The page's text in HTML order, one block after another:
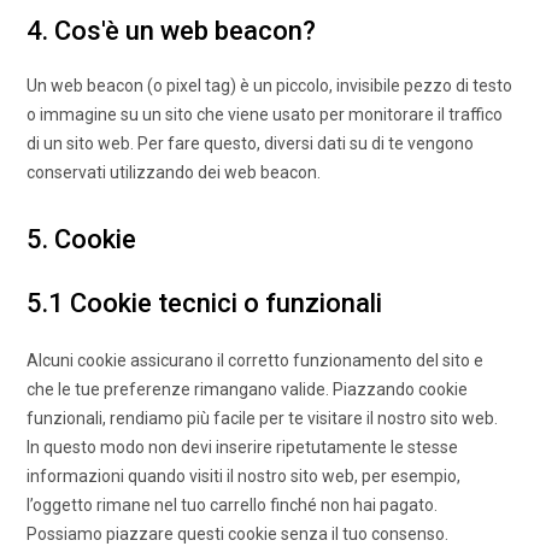
4. Cos'è un web beacon?
Un web beacon (o pixel tag) è un piccolo, invisibile pezzo di testo
o immagine su un sito che viene usato per monitorare il traffico
di un sito web. Per fare questo, diversi dati su di te vengono
conservati utilizzando dei web beacon.
5. Cookie
5.1 Cookie tecnici o funzionali
Alcuni cookie assicurano il corretto funzionamento del sito e
che le tue preferenze rimangano valide. Piazzando cookie
funzionali, rendiamo più facile per te visitare il nostro sito web.
In questo modo non devi inserire ripetutamente le stesse
informazioni quando visiti il nostro sito web, per esempio,
l’oggetto rimane nel tuo carrello finché non hai pagato.
Possiamo piazzare questi cookie senza il tuo consenso.